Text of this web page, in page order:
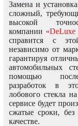
Замена и
сложный,
высокой
компании «DeLuxe
справится с
независимо от
гарантируя
автомобильных
помощью
разработок в
лобового стекла
сервисе будет
сжатые сроки,
качестве.